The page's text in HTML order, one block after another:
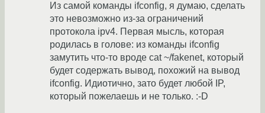
Из самой команды ifconfig, я думаю, сделать
это невозможно из-за ограничений
протокола ipv4. Первая мысль, которая
родилась в голове: из команды ifconfig
замутить что-то вроде cat ~/fakenet, который
будет содержать вывод, похожий на вывод
ifconfig. Идиотично, зато будет любой IP,
который пожелаешь и не только. :-D